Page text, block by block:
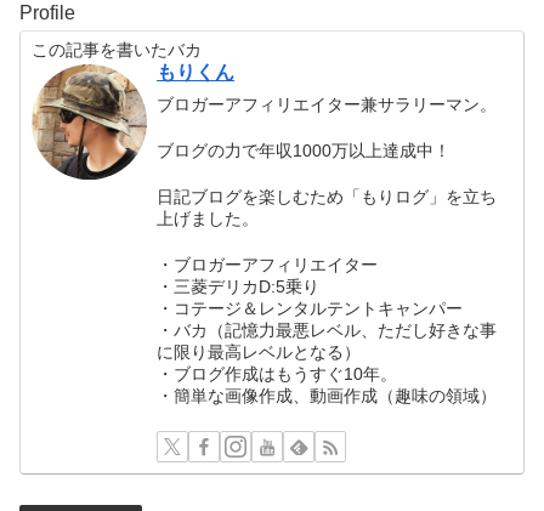
Profile
この記事を書いたバカ
もりくん
ブロガーアフィリエイター兼サラリーマン。
ブログの力で年収1000万以上達成中！
日記ブログを楽しむため「もりログ」を立ち
上げました。
・ブロガーアフィリエイター
・三菱デリカD:5乗り
・コテージ＆レンタルテントキャンパー
・バカ（記憶力最悪レベル、ただし好きな事
に限り最高レベルとなる）
・ブログ作成はもうすぐ10年。
・簡単な画像作成、動画作成（趣味の領域）